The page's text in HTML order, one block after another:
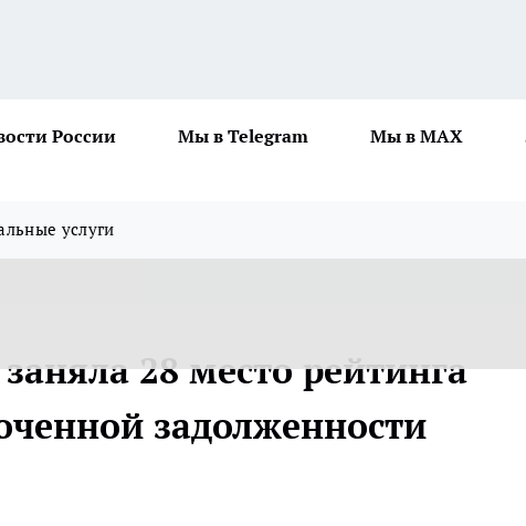
России Мы в Telegram Мы в MAX
услуги
28 место рейтинга
задолженности